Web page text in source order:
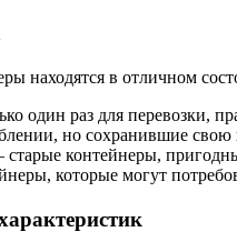
находятся в отличном
один раз для перевозки,
но сохранившие свою
контейнеры,
которые могут